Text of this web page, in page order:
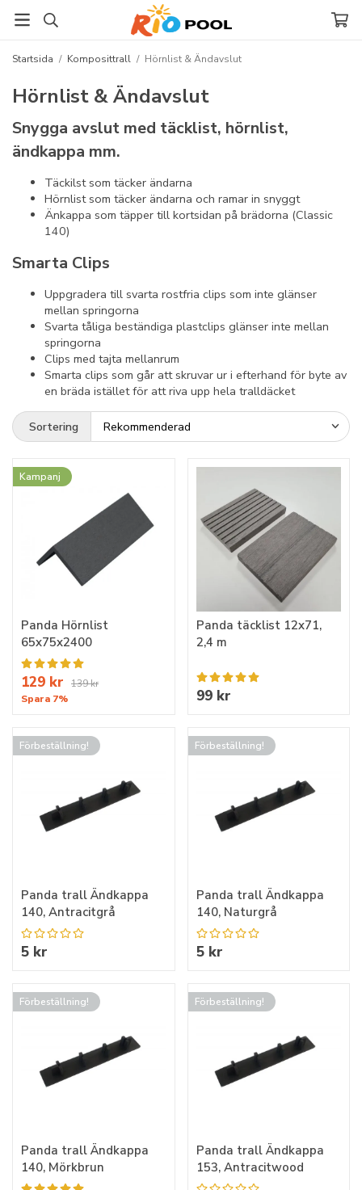
Startsida / Komposittrall / Hörnlist & Ändavslut
Hörnlist & Ändavslut
Snygga avslut med täcklist, hörnlist,
ändkappa mm.
Täckilst som täcker ändarna
Hörnlist som täcker ändarna och ramar in snyggt
Änkappa som täpper till kortsidan på brädorna (Classic
140)
Smarta Clips
Uppgradera till svarta rostfria clips som inte glänser
mellan springorna
Svarta tåliga beständiga plastclips glänser inte mellan
springorna
Clips med tajta mellanrum
Smarta clips som går att skruvar ur i efterhand för byte av
en bräda istället för att riva upp hela tralldäcket
Sortering
Kampanj
Panda Hörnlist
65x75x2400
129 kr
139 kr
Spara 7%
Panda täcklist 12x71,
2,4 m
99 kr
Förbeställning!
Panda trall Ändkappa
140, Antracitgrå
5 kr
Förbeställning!
Panda trall Ändkappa
140, Naturgrå
5 kr
Förbeställning!
Panda trall Ändkappa
140, Mörkbrun
Förbeställning!
Panda trall Ändkappa
153, Antracitwood